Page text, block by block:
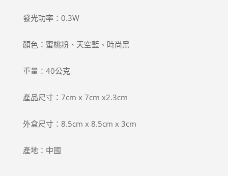
發光功率：0.3W
顏色：蜜桃粉、天空藍、時尚黑
重量：40公克
產品尺寸：7cm x 7cm x2.3cm
外盒尺寸：8.5cm x 8.5cm x 3cm
產地：中國